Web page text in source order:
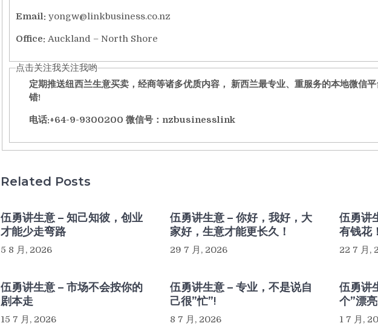
Email: yongw@linkbusiness.co.nz
Office: Auckland – North Shore
点击关注我关注我哟
定期推送纽西兰生意买卖，经商等诸多优质内容， 新西兰最专业、重服务的本地微信
错!
电话:+64-9-9300200 微信号：nzbusinesslink
Related Posts
伍勇讲生意 – 知己知彼，创业
才能少走弯路
5 8 月, 2026
伍勇讲生意 – 你好，我好，大
家好，生意才能更长久！
29 7 月, 2026
伍勇讲
有钱花！
22 7 月,
伍勇讲生意 – 市场不会按你的
剧本走
15 7 月, 2026
伍勇讲生意 – 专业，不是说自
己很”忙”!
8 7 月, 2026
伍勇讲
个”漂
1 7 月,